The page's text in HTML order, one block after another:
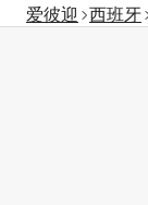
爱彼迎 西班牙